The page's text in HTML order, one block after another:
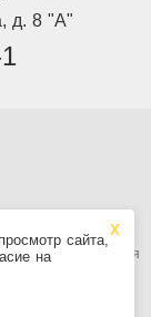
д. 8 "А"
соглашение, в том
сайте не является
сайта,
на